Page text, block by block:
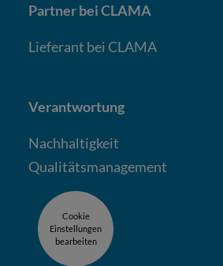
Partner bei CLAMA
Lieferant bei CLAMA
Verantwortung
Nachhaltigkeit
Qualitäts­mana­gement
Cookie
Einstellungen
bearbeiten